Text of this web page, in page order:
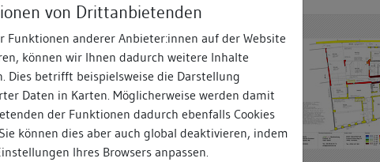
von Drittanbietenden
Funktionen anderer Anbieter:innen auf der Website
können wir Ihnen dadurch weitere Inhalte
Dies betrifft beispielsweise die Darstellung
Daten in Karten. Möglicherweise werden damit
der Funktionen dadurch ebenfalls Cookies
können dies aber auch global deaktivieren, indem
Ihres Browsers anpassen.